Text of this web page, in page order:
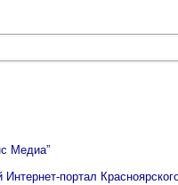
Медиа”
портал